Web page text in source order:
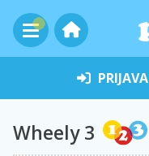
PRIJAVA
Wheely 3